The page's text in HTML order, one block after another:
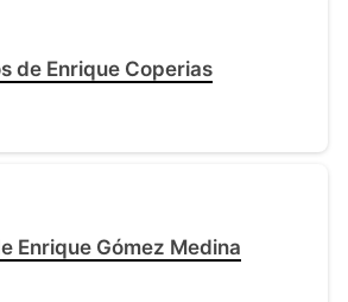
de Enrique Coperias
Enrique Gómez Medina